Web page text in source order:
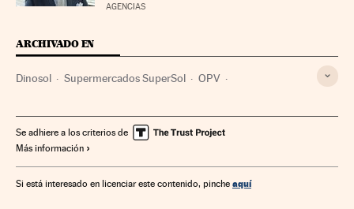
AGENCIAS
ARCHIVADO EN
Dinosol Supermercados SuperSol OPV
Bolsa Empresas Establecimientos comerciales
Mercados financieros
Se adhiere a los criterios de
Más información
Si está interesado en licenciar este contenido, pinche aquí